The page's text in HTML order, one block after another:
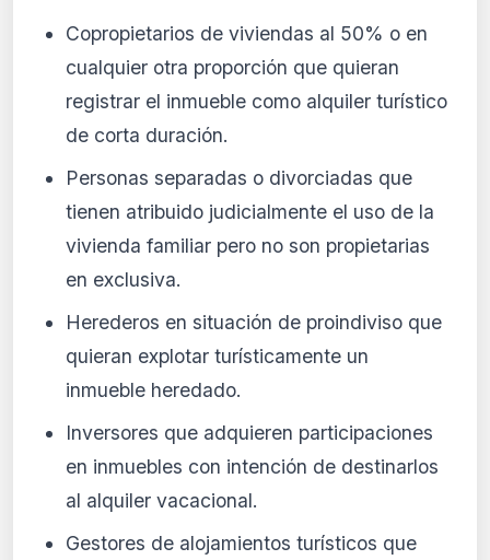
Copropietarios de viviendas al 50% o en
cualquier otra proporción que quieran
registrar el inmueble como alquiler turístico
de corta duración.
Personas separadas o divorciadas que
tienen atribuido judicialmente el uso de la
vivienda familiar pero no son propietarias
en exclusiva.
Herederos en situación de proindiviso que
quieran explotar turísticamente un
inmueble heredado.
Inversores que adquieren participaciones
en inmuebles con intención de destinarlos
al alquiler vacacional.
Gestores de alojamientos turísticos que